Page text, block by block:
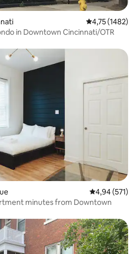
Średnia ocena:
4,75 (1482)
in Downtown Cincinnati/OTR
Wybór gości
Średnia
4,94 (571)
minutes from Downtown